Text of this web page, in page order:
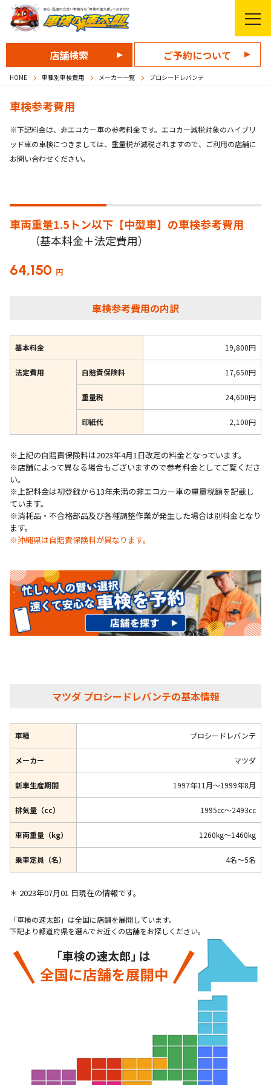
店舗検索 ご予約について
HOME 車種別車検費用 メーカー一覧 プロシードレバンテ
車検参考費用
※下記料金は、非エコカー車の参考料金です。エコカー減税対象のハイブリ
ッド車の車検につきましては、重量税が減税されますので、ご利用の店舗に
お問い合わせください。
車両重量1.5トン以下【中型車】の車検参考費用
（基本料金＋法定費用）
64,150 円
車検参考費用の内訳
基本料金 19,800円
法定費用 自賠責保険料 17,650円
重量税 24,600円
印紙代 2,100円
※上記の自賠責保険料は2023年4月1日改定の料金となっています。
※店舗によって異なる場合もございますので参考料金としてご覧くださ
い。
※上記料金は初登録から13年未満の非エコカー車の重量税額を記載し
ています。
※消耗品・不合格部品及び各種調整作業が発生した場合は別料金となり
ます。
※沖縄県は自賠責保険料が異なります。
マツダ プロシードレバンテの基本情報
車種 プロシードレバンテ
メーカー マツダ
新車生産期間 1997年11月～1999年8月
排気量（cc） 1995cc～2493cc
車両重量（kg） 1260kg～1460kg
乗車定員（名） 4名～5名
＊ 2023年07月01 日現在の情報です。
「車検の速太郎」は全国に店舗を展開しています。
下記より都道府県を選んでお近くの店舗をお探しください。